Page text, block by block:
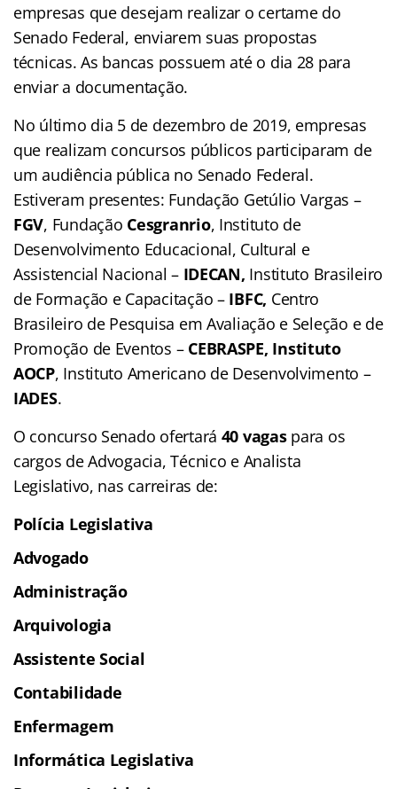
empresas que desejam realizar o certame do
Senado Federal, enviarem suas propostas
técnicas. As bancas possuem até o dia 28 para
enviar a documentação.
No último dia 5 de dezembro de 2019, empresas
que realizam concursos públicos participaram de
um audiência pública no Senado Federal.
Estiveram presentes: Fundação Getúlio Vargas –
FGV, Fundação Cesgranrio, Instituto de
Desenvolvimento Educacional, Cultural e
Assistencial Nacional – IDECAN, Instituto Brasileiro
de Formação e Capacitação – IBFC, Centro
Brasileiro de Pesquisa em Avaliação e Seleção e de
Promoção de Eventos – CEBRASPE, Instituto
AOCP, Instituto Americano de Desenvolvimento –
IADES.
O concurso Senado ofertará 40 vagaspara os
cargos de Advogacia, Técnico e Analista
Legislativo, nas carreiras de:
Polícia Legislativa
Advogado
Administração
Arquivologia
Assistente Social
Contabilidade
Enfermagem
Informática Legislativa